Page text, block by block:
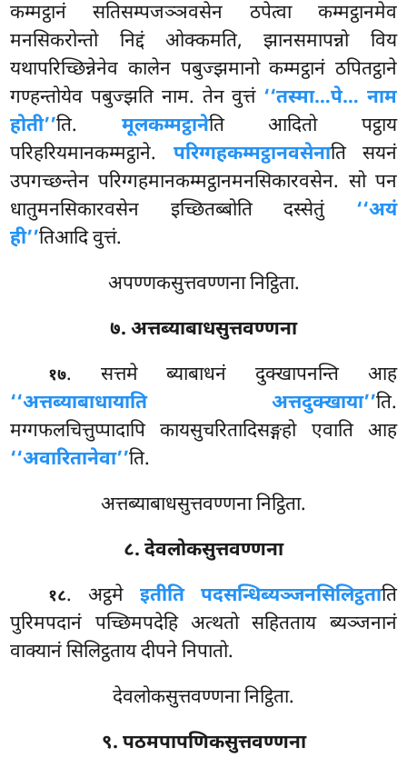
कम्मट्ठानं सतिसम्पजञ्ञवसेन ठपेत्वा कम्मट्ठानमेव
मनसिकरोन्तो निद्दं ओक्कमति, झानसमापन्नो विय
यथापरिच्छिन्नेनेव कालेन पबुज्झमानो कम्मट्ठानं ठपितट्ठाने
गण्हन्तोयेव पबुज्झति नाम. तेन वुत्तं ‘‘तस्मा…पे… नाम
होती’’ति. मूलकम्मट्ठानेति आदितो पट्ठाय
परिहरियमानकम्मट्ठाने. परिग्गहकम्मट्ठानवसेनाति सयनं
उपगच्छन्तेन परिग्गहमानकम्मट्ठानमनसिकारवसेन. सो पन
धातुमनसिकारवसेन इच्छितब्बोति दस्सेतुं ‘‘अयं
ही’’तिआदि वुत्तं.
अपण्णकसुत्तवण्णना निट्ठिता.
७. अत्तब्याबाधसुत्तवण्णना
१७. सत्तमे ब्याबाधनं दुक्खापनन्ति आह
‘‘अत्तब्याबाधायाति अत्तदुक्खाया’’ति.
मग्गफलचित्तुप्पादापि कायसुचरितादिसङ्गहो एवाति आह
‘‘अवारितानेवा’’ति.
अत्तब्याबाधसुत्तवण्णना निट्ठिता.
८. देवलोकसुत्तवण्णना
१८. अट्ठमे इतीति पदसन्धिब्यञ्जनसिलिट्ठताति
पुरिमपदानं पच्छिमपदेहि अत्थतो सहितताय ब्यञ्जनानं
वाक्यानं सिलिट्ठताय दीपने निपातो.
देवलोकसुत्तवण्णना निट्ठिता.
९. पठमपापणिकसुत्तवण्णना